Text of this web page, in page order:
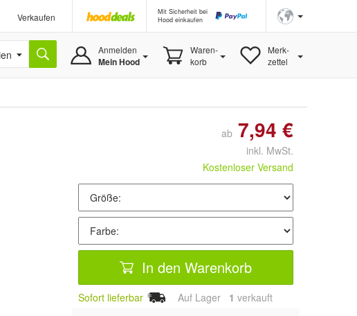
Verkaufen
Mit Sicherheit bei
Hood einkaufen
Anmelden
Mein Hood
Waren-
korb
Merk-
zettel
ab 7,94 €
inkl. MwSt.
Kostenloser Versand
In den Warenkorb
Sofort lieferbar Auf Lager 1 verkauft